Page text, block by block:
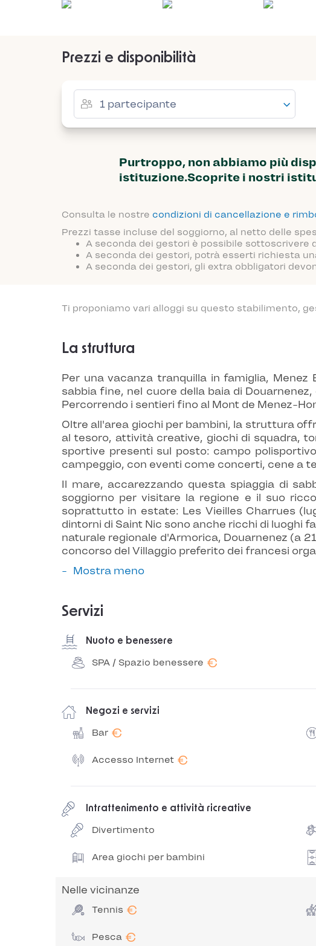
Prezzi e disponibilità
Purtroppo, non abbiamo più
istituzione.Scoprite i nostri
Consulta le nostre condizioni di cancellazione e
Prezzi tasse incluse del soggiorno, al netto delle
A seconda dei gestori è possibile sottoscrivere
A seconda dei gestori, potrà esserti richiesta
A seconda dei gestori, gli extra obbligatori
Ti proponiamo vari alloggi su questo stabilimento,
La struttura
Per una vacanza tranquilla in famiglia,
sabbia fine, nel cuore della baia di
Percorrendo i sentieri fino al Mont de Menez-
Oltre all'area giochi per bambini, la struttura
al tesoro, attività creative, giochi di squadra,
sportive presenti sul posto: campo
campeggio, con eventi come concerti, cene a
Il mare, accarezzando questa spiaggia di
soggiorno per visitare la regione e il suo
soprattutto in estate: Les Vieilles Charrues
dintorni di Saint Nic sono anche ricchi di luoghi
naturale regionale d'Armorica, Douarnenez (a
concorso del Villaggio preferito dei francesi
Mostra meno
Servizi
Nuoto e benessere
SPA / Spazio benessere €
Negozi e servizi
Bar €
Accesso Internet €
Intrattenimento e attività ricreative
Divertimento
Area giochi per bambini
Nelle vicinanze
Tennis €
Pesca €